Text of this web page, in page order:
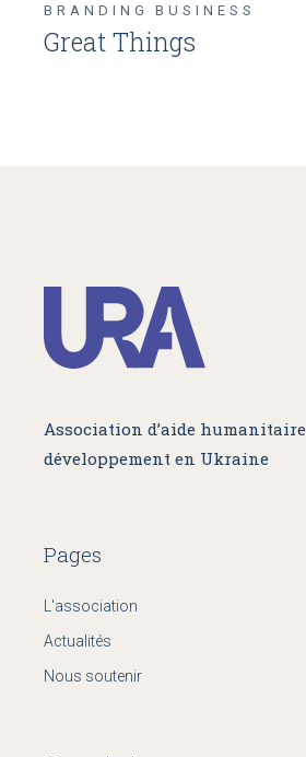
BRANDINGBUSINESS
Great Things
Association d’aide
développement en Ukraine
Pages
L'association
Actualités
Nous soutenir